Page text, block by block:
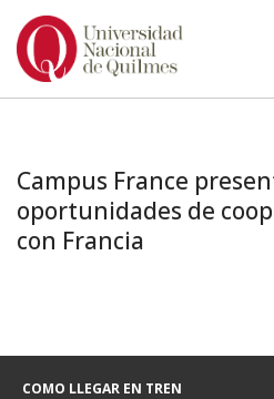
Ir
Campus France
oportunidades de
con Francia
COMO LLEGAR EN TREN